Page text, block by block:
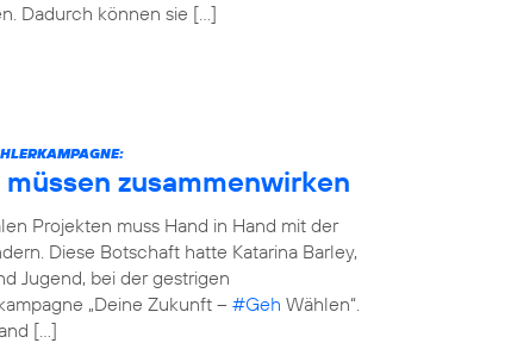
Dadurch können sie […]
zusammenwirken
Projekten muss Hand in Hand mit der
Diese Botschaft hatte Katarina Barley,
Jugend, bei der gestrigen
„Deine Zukunft – #Geh Wählen“.
[…]